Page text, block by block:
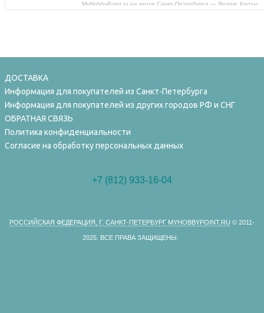
MyHobbyPoint.ru на карте Санкт‑Петербурга — Яндекс Карты
ДОСТАВКА
Информация для покупателей из Санкт-Петербурга
Информация для покупателей из других городов РФ и СНГ
ОБРАТНАЯ СВЯЗЬ
Политика конфиденциальности
Согласие на обработку персональных данных
+7 (812) 933-16-04
РОССИЙСКАЯ ФЕДЕРАЦИЯ, Г. САНКТ-ПЕТЕРБУРГ MYHOBBYPOINT.RU © 2011-
2025. ВСЕ ПРАВА ЗАЩИЩЕНЫ.